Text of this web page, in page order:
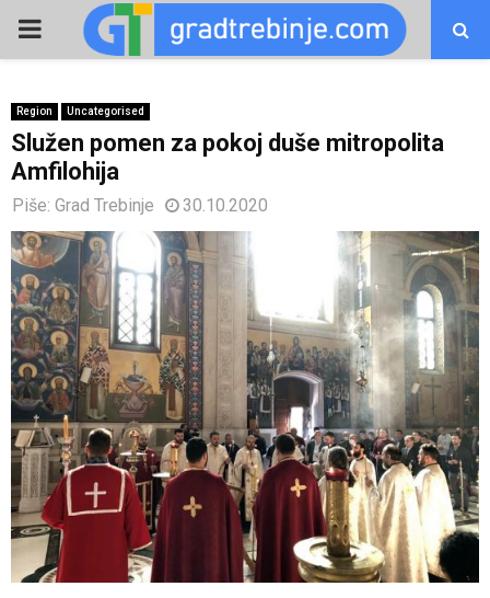
PRIMARY
Region Uncategorised
Služen pomen za pokoj duše mitropolita
Amfilohija
Piše: Grad Trebinje 30.10.2020